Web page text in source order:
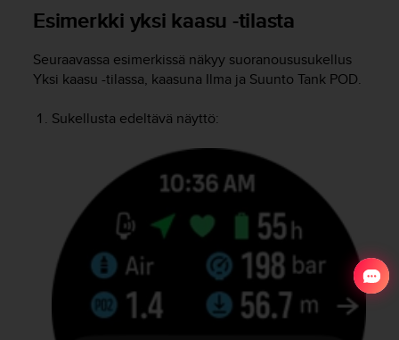
Esimerkki yksi kaasu -tilasta
Seuraavassa esimerkissä näkyy suoranoususukellus
Yksi kaasu -tilassa, kaasuna Ilma ja Suunto Tank POD.
Sukellusta edeltävä näyttö: